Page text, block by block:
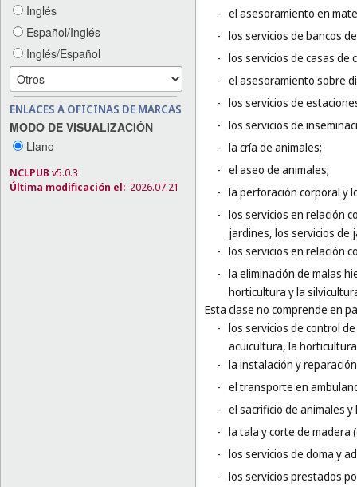
Inglés
Español/Inglés
Inglés/Español
ENLACES A OFICINAS DE MARCAS
MODO DE VISUALIZACIÓN
Llano
NCLPUB v5.0.3
Última modificación el: 2026.07.21
- el asesoramiento en
- los servicios de bancos
- los servicios de casas de
- el asesoramiento sobre
- los servicios de
- los servicios de
- la cría de animales;
- el aseo de animales;
- la perforación corporal y
- los servicios en relación
jardines, los servicios de
- los servicios en relación
- la eliminación de malas
horticultura y la
Esta clase no comprende en
- los servicios de control
acuicultura, la
- la instalación y
- el transporte en
- el sacrificio de animales
- la tala y corte de madera (
- los servicios de doma y
- los servicios prestados